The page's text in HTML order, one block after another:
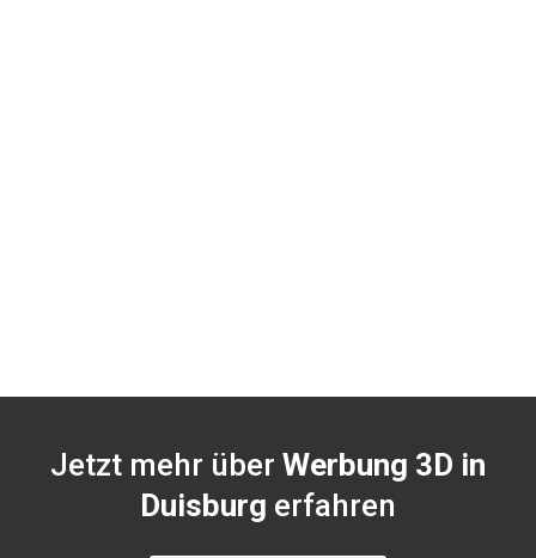
Jetzt mehr über Werbung 3D in
Duisburg erfahren